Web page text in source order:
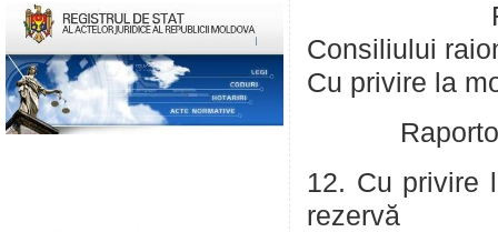
Raportor:
Consiliului
Cu privire la
Raportor:
12. Cu privire
rezervă